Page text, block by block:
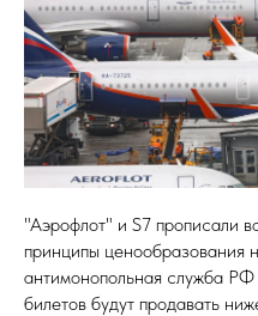
"Аэрофлот" и S7 прописали
принципы ценообразования
антимонопольная служба
билетов будут продавать